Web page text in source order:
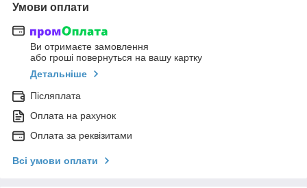
Умови оплати
Ви отримаєте замовлення
або гроші повернуться на вашу картку
Детальніше
Післяплата
Оплата на рахунок
Оплата за реквізитами
Всі умови оплати